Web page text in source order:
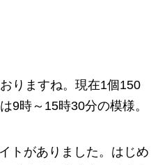
りますね。現在1個150
9時～15時30分の模様。
トがありました。はじめ